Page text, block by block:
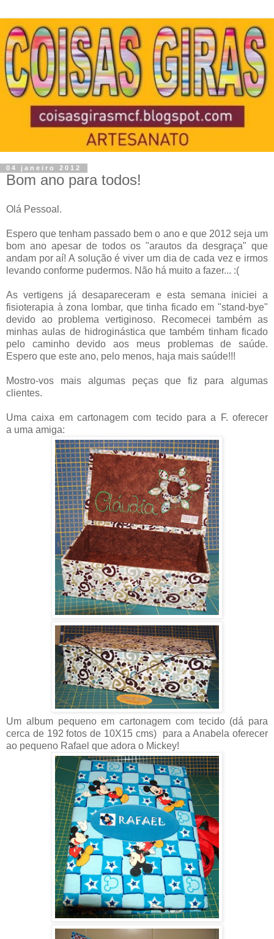
04 janeiro 2012
Bom ano para todos!
Olá Pessoal.
Espero que tenham passado bem o ano e que 2012 seja um
bom ano apesar de todos os "arautos da desgraça" que
andam por aí! A solução é viver um dia de cada vez e irmos
levando conforme pudermos. Não há muito a fazer... :(
As vertigens já desapareceram e esta semana iniciei a
fisioterapia à zona lombar, que tinha ficado em "stand-bye"
devido ao problema vertiginoso. Recomecei também as
minhas aulas de hidroginástica que também tinham ficado
pelo caminho devido aos meus problemas de saúde.
Espero que este ano, pelo menos, haja mais saúde!!!
Mostro-vos mais algumas peças que fiz para algumas
clientes.
Uma caixa em cartonagem com tecido para a F. oferecer
a uma amiga:
Um album pequeno em cartonagem com tecido (dá para
cerca de 192 fotos de 10X15 cms) para a Anabela oferecer
ao pequeno Rafael que adora o Mickey!